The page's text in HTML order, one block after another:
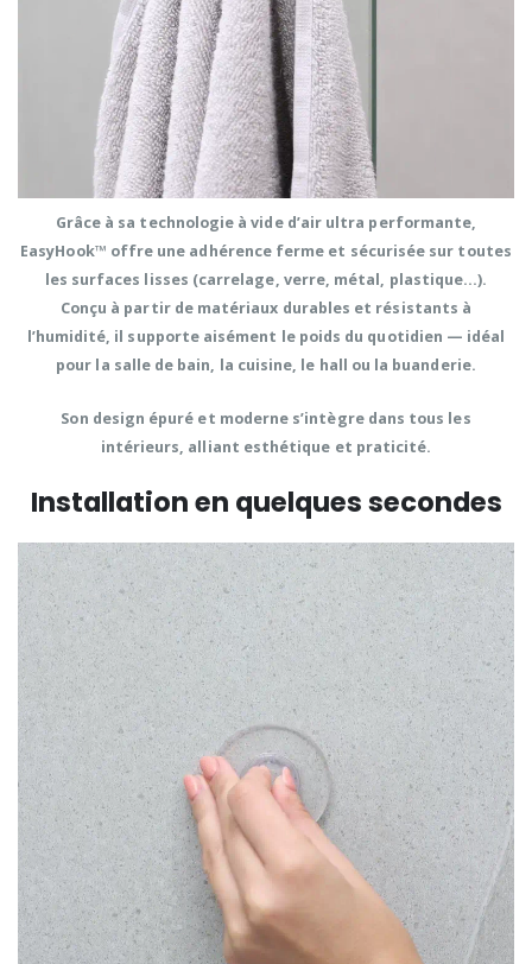
Grâce à sa technologie à vide d’air ultra performante,
EasyHook™ offre une adhérence ferme et sécurisée sur toutes
les surfaces lisses (carrelage, verre, métal, plastique…).
Conçu à partir de matériaux durables et résistants à
l’humidité, il supporte aisément le poids du quotidien — idéal
pour la salle de bain, la cuisine, le hall ou la buanderie.
Son design épuré et moderne s’intègre dans tous les
intérieurs, alliant esthétique et praticité.
Installation en quelques secondes